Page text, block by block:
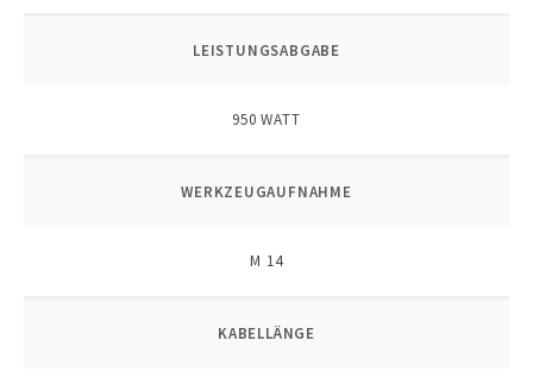
LEISTUNGSABGABE
950 WATT
WERKZEUGAUFNAHME
M 14
KABELLÄNGE